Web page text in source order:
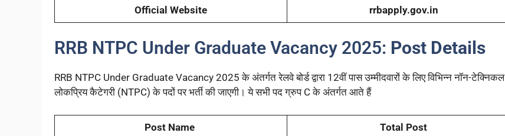
Official Website rrbapply.gov.in
RRB NTPC Under Graduate Vacancy 2025: Post Details
RRB NTPC Under Graduate Vacancy 2025 के अंतर्गत रेलवे बोर्ड द्वारा 12वीं पास उम्मीदवारों के लिए विभिन्न नॉन-टेक्निकल
लोकप्रिय कैटेगरी (NTPC) के पदों पर भर्ती की जाएगी। ये सभी पद ग्रुप C के अंतर्गत आते हैं
Post Name Total Post